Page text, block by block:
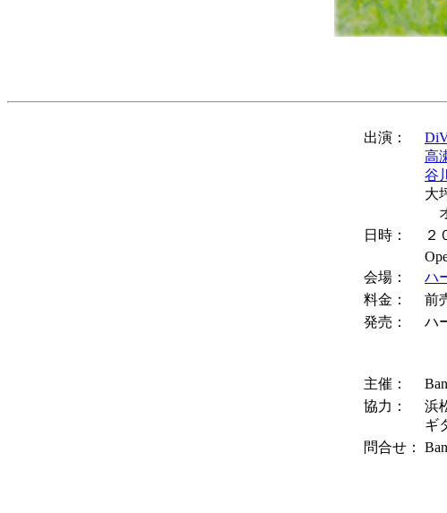
出演：
高
谷
大
日時：
２
会場：
ハ
料金： 前
発売： ハ
主催：
協力：
浜
ギ
問合せ：